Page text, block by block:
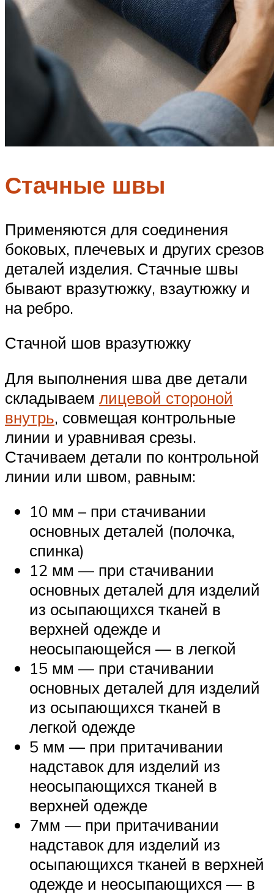
Стачные швы
Применяются для соединения
боковых, плечевых и других срезов
деталей изделия. Стачные швы
бывают вразутюжку, взаутюжку и
на ребро.
Стачной шов вразутюжку
Для выполнения шва две детали
складываем лицевой стороной
внутрь, совмещая контрольные
линии и уравнивая срезы.
Стачиваем детали по контрольной
линии или швом, равным:
10 мм – при стачивании
основных деталей (полочка,
спинка)
12 мм — при стачивании
основных деталей для изделий
из осыпающихся тканей в
верхней одежде и
неосыпающейся — в легкой
15 мм — при стачивании
основных деталей для изделий
из осыпающихся тканей в
легкой одежде
5 мм — при притачивании
надставок для изделий из
неосыпающихся тканей в
верхней одежде
7мм — при притачивании
надставок для изделий из
осыпающихся тканей в верхней
одежде и неосыпающихся — в